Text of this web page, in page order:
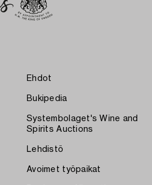
Ehdot
Bukipedia
Systembolaget's Wine and
Spirits Auctions
Lehdistö
Avoimet työpaikat